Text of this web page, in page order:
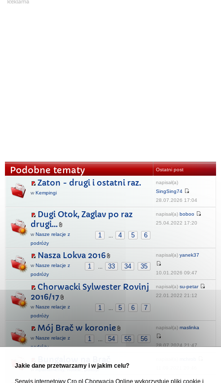
Podobne tematy Ostatni post
Zaton - drugi i ostatni raz.
w Kempingi
napisał(a)
SingSing74
28.07.2026 17:04
Dugi Otok, Zaglav po raz
drugi...
1 4 5 6
w Nasze relacje z
podróży
napisał(a) boboo
25.04.2022 17:20
Nasza Lokva 2016
1 33 34 35
w Nasze relacje z
podróży
napisał(a) yanek37
10.01.2026 09:47
Chorwacki Sylwester Rovinj
2016/17
1 5 6 7
w Nasze relacje z
podróży
napisał(a) su-petar
22.01.2022 21:12
Mój Brač w koronie
1 54 55 56
w Nasze relacje z
podróży
napisał(a) maslinka
28.07.2024 21:47
wApartamenty, hotele, pokoje
napisał(a)gusia-s
Jakie dane przetwarzamy i w jakim celu?
Serwis internetowy Cro.pl Chorwacja Online wykorzystuje pliki cookie i